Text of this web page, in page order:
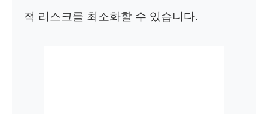
적 리스크를 최소화할 수 있습니다.